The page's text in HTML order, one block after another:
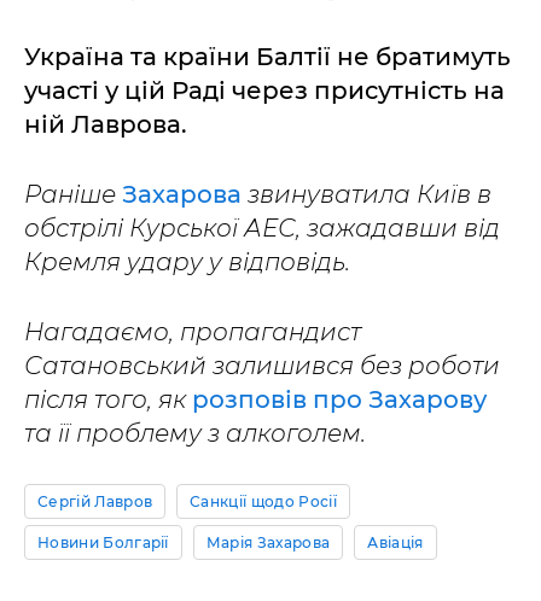
Україна та країни Балтії не братимуть
участі у цій Раді через присутність на
ній Лаврова.
Раніше Захарова звинуватила Київ в
обстрілі Курської АЕС, зажадавши від
Кремля удару у відповідь.
Нагадаємо, пропагандист
Сатановський залишився без роботи
після того, як розповів про Захарову
та її проблему з алкоголем.
Сергій Лавров Санкції щодо Росії
Новини Болгарії Марія Захарова Авіація